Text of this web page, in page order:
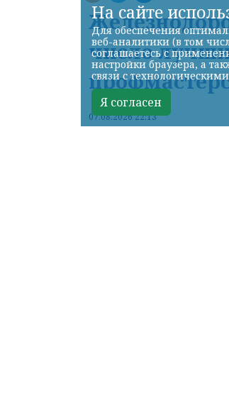
число
07.08.2026 22:13
На сайте
Для обеспечения
веб-аналитики (в том
соглашаетесь с
настройки браузера, а
связи с
Я согласен